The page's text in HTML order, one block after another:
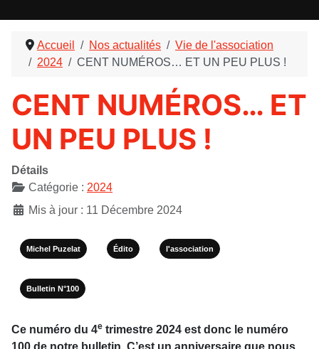
Accueil Nos actualités
Vie de l'association
2024
CENT NUMÉROS… ET UN PEU PLUS !
CENT NUMÉROS… ET
UN PEU PLUS !
Détails
Catégorie : 2024
Mis à jour : 11 Décembre 2024
Michel Puzelat Édito l'association
Bulletin N°100
Ce numéro du 4e trimestre 2024 est donc le numéro
100 de notre bulletin. C’est un anniversaire que nous